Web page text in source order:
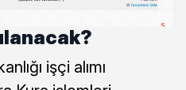
işçi alımı